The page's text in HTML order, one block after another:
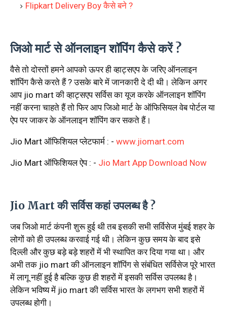
Flipkart Delivery Boy कैसे बने ?
जिओ मार्ट से ऑनलाइन शॉपिंग कैसे करें ?
वैसे तो दोस्तों हमने आपको ऊपर ही व्हाट्सएप के जरिए ऑनलाइन
शॉपिंग कैसे करते हैं ? उसके बारे में जानकारी दे दी थी। लेकिन अगर
आप jio mart की व्हाट्सएप सर्विस का यूज करके ऑनलाइन शॉपिंग
नहीं करना चाहते हैं तो फिर आप जिओ मार्ट के ऑफिसियल वेब पोर्टल या
ऐप पर जाकर के ऑनलाइन शॉपिंग कर सकते हैं।
Jio Mart ऑफिशियल प्लेटफार्म : - www.jiomart.com
Jio Mart ऑफिशियल ऐप : - Jio Mart App Download Now
Jio Mart की सर्विस कहां उपलब्ध है ?
जब जिओ मार्ट कंपनी शुरू हुई थी तब इसकी सभी सर्विसेज मुंबई शहर के
लोगों को ही उपलब्ध करवाई गई थी। लेकिन कुछ समय के बाद इसे
दिल्ली और कुछ बड़े बड़े शहरों में भी स्थापित कर दिया गया था। और
अभी तक jio mart की ऑनलाइन शॉपिंग से संबंधित सर्विसेज पूरे भारत
में लागू नहीं हुई है बल्कि कुछ ही शहरों में इसकी सर्विस उपलब्ध है।
लेकिन भविष्य में jio mart की सर्विस भारत के लगभग सभी शहरों में
उपलब्ध होगी।